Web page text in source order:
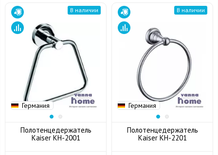
Германия
В наличии
Полотенцедержатель
Kaiser KH-2001
Германия
В наличии
Полотенцедержатель
Kaiser KH-2201